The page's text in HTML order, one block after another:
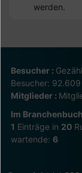
werden.
Besucher :
Besucher:
Mitglieder :
Im
1 Einträge in 20
wartende: 6